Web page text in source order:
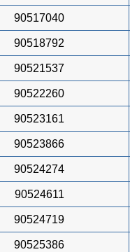
90517040
90518792
90521537
90522260
90523161
90523866
90524274
90524611
90524719
90525386